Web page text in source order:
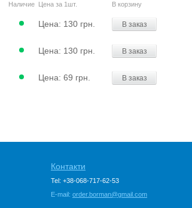
Наличие Цена за 1шт. В корзину
Цена: 130 грн. В заказ
Цена: 130 грн. В заказ
Цена: 69 грн. В заказ
Контакти
Tel: +38-068-717-62-53
E-mail: order.borman@gmail.com